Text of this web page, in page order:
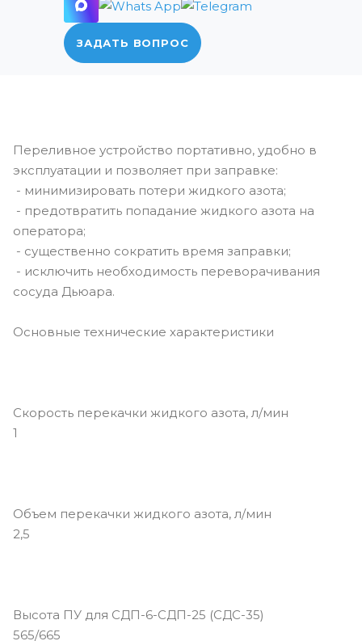
ЗАДАТЬ ВОПРОС
Переливное устройство портативно, удобно в
эксплуатации и позволяет при заправке:
- минимизировать потери жидкого азота;
- предотвратить попадание жидкого азота на
оператора;
- существенно сократить время заправки;
- исключить необходимость переворачивания
сосуда Дьюара.
Основные технические характеристики
Скорость перекачки жидкого азота, л/мин
1
Объем перекачки жидкого азота, л/мин
2,5
Высота ПУ для СДП-6-СДП-25 (СДС-35)
565/665